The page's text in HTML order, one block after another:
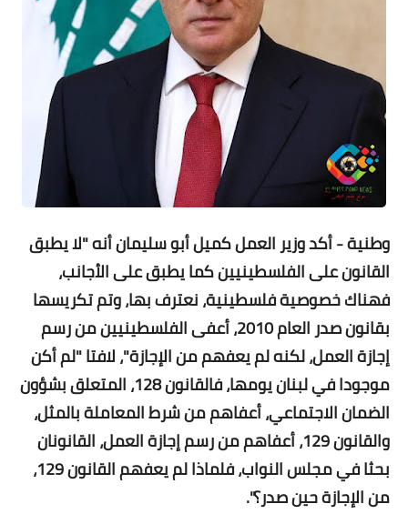
وطنية - أكد وزير العمل كميل أبو سليمان أنه "لا يطبق
القانون على الفلسطينيين كما يطبق على الأجانب،
فهناك خصوصية فلسطينية، نعترف بها، وتم تكريسها
بقانون صدر العام 2010، أعفى الفلسطينيين من رسم
إجازة العمل، لكنه لم يعفهم من الإجازة"، لافتا "لم أكن
موجودا في لبنان يومها، فالقانون 128، المتعلق بشؤون
الضمان الاجتماعي، أعفاهم من شرط المعاملة بالمثل،
والقانون 129، أعفاهم من رسم إجازة العمل، القانونان
بحثا في مجلس النواب، فلماذا لم يعفهم القانون 129،
من الإجازة حين صدر؟".